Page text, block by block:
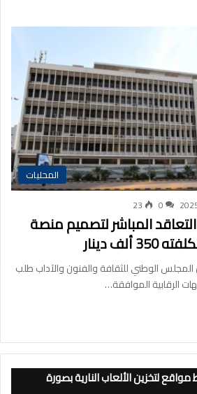
المحليات
0
23
المباشر لتصميم منصة
دينار
الوطني للثقافة والفنون والآداب طلب
الرقابية الموافقة…
لتخزين الألعاب النارية بصورة